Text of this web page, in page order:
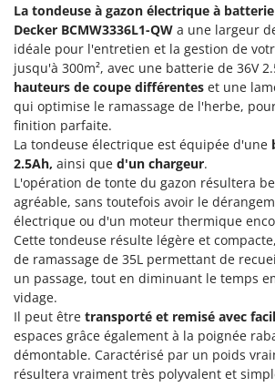
Lames niveleuses pour tracteur
Lave-vitres
Lieuses électriques pour vignes
M
Machines à pâtes
Machines pour la transformation
Machines sous vide
Motobineuses
Motoculteurs
Motofaucheuses
Motopompes pour irrigation
Moulins à céréales électriques
Moulins à farine
EuroMech
Eurosystems
F
FAC
Fama Industrie
Famag
Famur
FARMER
FBC
Ferrari Group
Ferroni
Ferrua
FIAC
FIEM
La tondeuse à gazon électrique à
Decker BCMW3336L1-QW a une largeur
idéale pour l'entretien et la gestion de
jusqu'à 300m², avec une batterie de 36V
hauteurs de coupe différentes et une
qui optimise le ramassage de l'herbe,
finition parfaite.
La tondeuse électrique est équipée d'une
2.5Ah, ainsi que d'un chargeur.
L'opération de tonte du gazon résultera
agréable, sans toutefois avoir le
électrique ou d'un moteur thermique
Cette tondeuse résulte légère et
de ramassage de 35L permettant de
un passage, tout en diminuant le temps
vidage.
Il peut être transporté et remisé avec
espaces grâce également à la poignée
démontable. Caractérisé par un poids
résultera vraiment très polyvalent et